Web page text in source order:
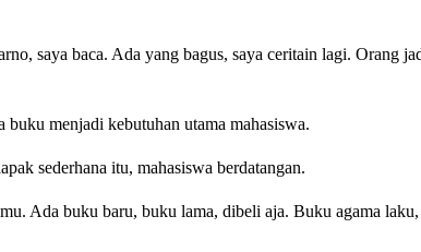
saya baca. Ada yang bagus, saya ceritain lagi. Orang
menjadi kebutuhan utama mahasiswa.
sederhana itu, mahasiswa berdatangan.
Ada buku baru, buku lama, dibeli aja. Buku agama